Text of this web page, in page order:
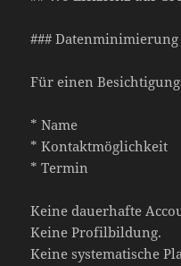
### Datenminimierung
Für einen
* Name
* Kontaktmöglichkeit
* Termin
Keine dauerhafte
Keine Profilbildung.
Keine systematische